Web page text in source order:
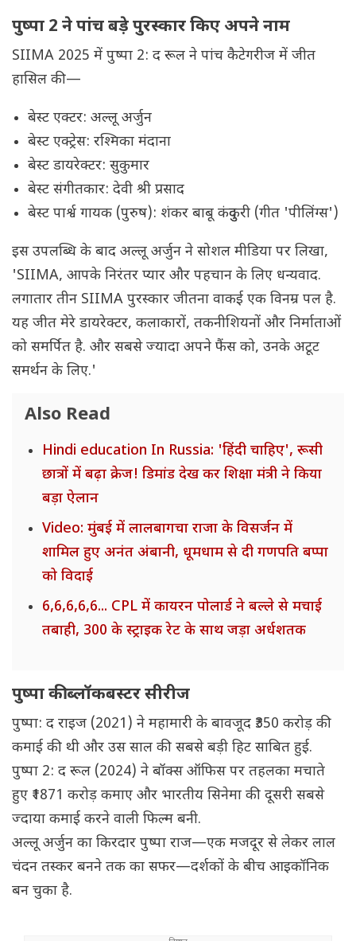
पुष्पा 2 ने पांच बड़े पुरस्कार किए अपने नाम
SIIMA 2025 में पुष्पा 2: द रूल ने पांच कैटेगरीज में जीत
हासिल की—
बेस्ट एक्टर: अल्लू अर्जुन
बेस्ट एक्ट्रेस: रश्मिका मंदाना
बेस्ट डायरेक्टर: सुकुमार
बेस्ट संगीतकार: देवी श्री प्रसाद
बेस्ट पार्श्व गायक (पुरुष): शंकर बाबू कंदुकुरी (गीत 'पीलिंग्स')
इस उपलब्धि के बाद अल्लू अर्जुन ने सोशल मीडिया पर लिखा,
'SIIMA, आपके निरंतर प्यार और पहचान के लिए धन्यवाद.
लगातार तीन SIIMA पुरस्कार जीतना वाकई एक विनम्र पल है.
यह जीत मेरे डायरेक्टर, कलाकारों, तकनीशियनों और निर्माताओं
को समर्पित है. और सबसे ज्यादा अपने फैंस को, उनके अटूट
समर्थन के लिए.'
Also Read
Hindi education In Russia: 'हिंदी चाहिए', रूसी
छात्रों में बढ़ा क्रेज! डिमांड देख कर शिक्षा मंत्री ने किया
बड़ा ऐलान
Video: मुंबई में लालबागचा राजा के विसर्जन में
शामिल हुए अनंत अंबानी, धूमधाम से दी गणपति बप्पा
को विदाई
6,6,6,6,6... CPL में कायरन पोलार्ड ने बल्ले से मचाई
तबाही, 300 के स्ट्राइक रेट के साथ जड़ा अर्धशतक
पुष्पा की ब्लॉकबस्टर सीरीज
पुष्पा: द राइज (2021) ने महामारी के बावजूद ₹350 करोड़ की
कमाई की थी और उस साल की सबसे बड़ी हिट साबित हुई.
पुष्पा 2: द रूल (2024) ने बॉक्स ऑफिस पर तहलका मचाते
हुए ₹1871 करोड़ कमाए और भारतीय सिनेमा की दूसरी सबसे
ज्दाया कमाई करने वाली फिल्म बनी.
अल्लू अर्जुन का किरदार पुष्पा राज—एक मजदूर से लेकर लाल
चंदन तस्कर बनने तक का सफर—दर्शकों के बीच आइकॉनिक
बन चुका है.